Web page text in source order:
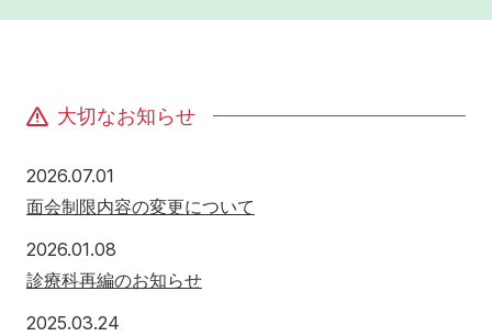
大切なお知らせ
2026.07.01
面会制限内容の変更について
2026.01.08
診療科再編のお知らせ
2025.03.24